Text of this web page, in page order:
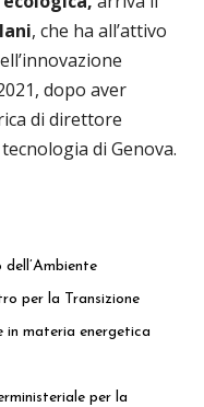
, che ha all’attivo
dopo aver
di direttore
di Genova.
per la Transizione
in materia energetica
per la